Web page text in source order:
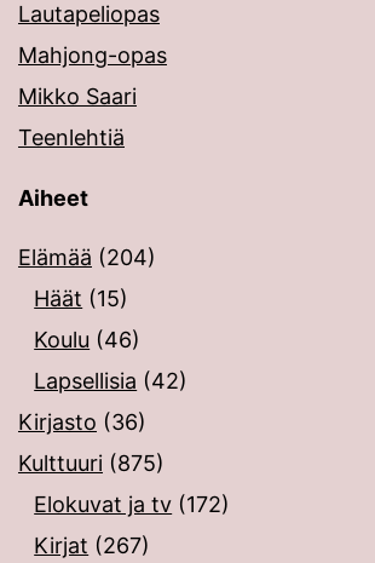
Lautapeliopas
Mahjong-opas
Mikko Saari
Teenlehtiä
Aiheet
Elämää (204)
Häät (15)
Koulu (46)
Lapsellisia (42)
Kirjasto (36)
Kulttuuri (875)
Elokuvat ja tv (172)
Kirjat (267)